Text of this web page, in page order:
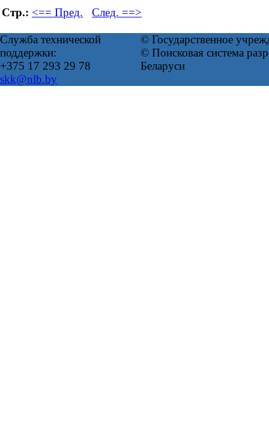
Стр.: <== Пред. След. ==>
Служба технической
поддержки:
+375 17 293 29 78
skk@nlb.by
© Государственное
© Поисковая система
Беларуси